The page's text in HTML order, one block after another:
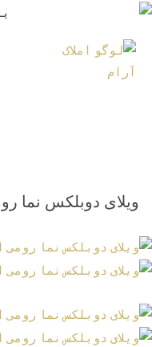
ویلای دوبلکس نما رومی